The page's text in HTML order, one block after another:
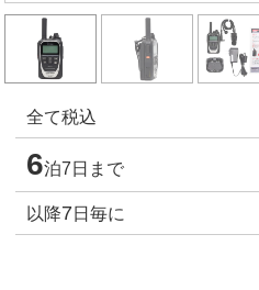
全て税込
6泊7日まで
以降7 日毎に